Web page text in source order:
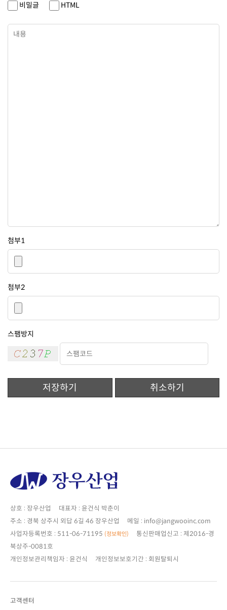
비밀글 HTML
첨부1
첨부2
스팸방지
저장하기 취소하기
상호 : 장우산업 대표자 : 윤건식 박춘이
주소 : 경북 상주시 외답 6길 46 장우산업 메일 : info@jangwooinc.com
사업자등록번호 : 511-06-71195 (정보확인)
북상주-0081호
개인정보관리책임자 : 윤건식 개인정보보호기간 : 회원탈퇴시
고객센터